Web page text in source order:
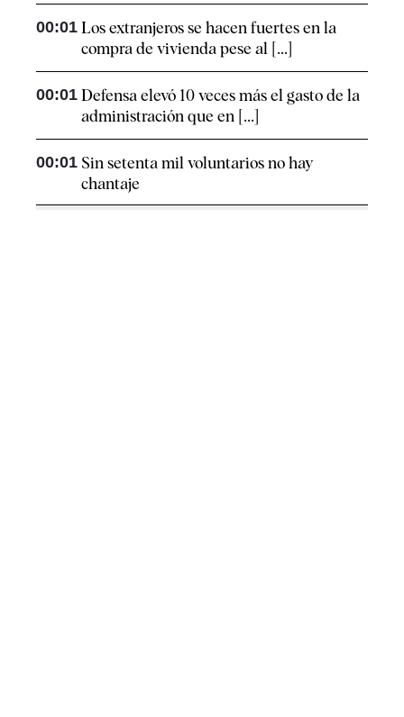
00:01 Los extranjeros se hacen fuertes en la
compra de vivienda pese al [...]
00:01 Defensa elevó 10 veces más el gasto de la
administración que en [...]
00:01 Sin setenta mil voluntarios no hay
chantaje